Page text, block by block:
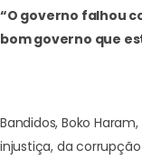
“O governo falhou
bom governo que
Bandidos, Boko
injustiça, da